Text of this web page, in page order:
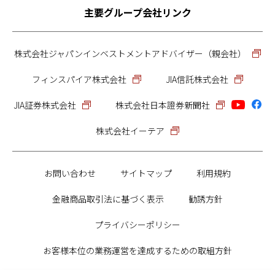
主要グループ会社リンク
株式会社ジャパンインベストメントアドバイザー（親会社）
フィンスパイア株式会社 JIA信託株式会社
JIA証券株式会社 株式会社日本證券新聞社
株式会社イーテア
お問い合わせ サイトマップ 利用規約
金融商品取引法に基づく表示 勧誘方針
プライバシーポリシー
お客様本位の業務運営を達成するための取組方針